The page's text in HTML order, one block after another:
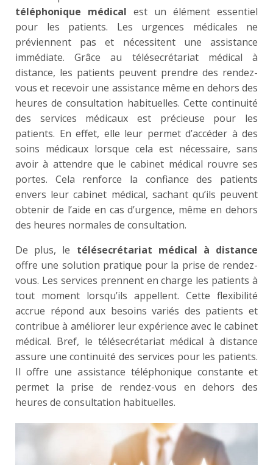
téléphonique médical est un élément essentiel
pour les patients. Les urgences médicales ne
préviennent pas et nécessitent une assistance
immédiate. Grâce au télésecrétariat médical à
distance, les patients peuvent prendre des rendez-
vous et recevoir une assistance même en dehors des
heures de consultation habituelles. Cette continuité
des services médicaux est précieuse pour les
patients. En effet, elle leur permet d’accéder à des
soins médicaux lorsque cela est nécessaire, sans
avoir à attendre que le cabinet médical rouvre ses
portes. Cela renforce la confiance des patients
envers leur cabinet médical, sachant qu’ils peuvent
obtenir de l’aide en cas d’urgence, même en dehors
des heures normales de consultation.
De plus, le télésecrétariat médical à distance
offre une solution pratique pour la prise de rendez-
vous. Les services prennent en charge les patients à
tout moment lorsqu’ils appellent. Cette flexibilité
accrue répond aux besoins variés des patients et
contribue à améliorer leur expérience avec le cabinet
médical. Bref, le télésecrétariat médical à distance
assure une continuité des services pour les patients.
Il offre une assistance téléphonique constante et
permet la prise de rendez-vous en dehors des
heures de consultation habituelles.